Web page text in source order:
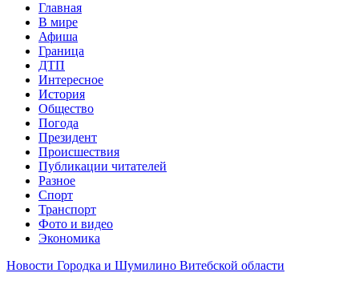
Главная
В мире
Афиша
Граница
ДТП
Интересное
История
Общество
Погода
Президент
Происшествия
Публикации читателей
Разное
Спорт
Транспорт
Фото и видео
Экономика
Новости Городка и Шумилино Витебской области